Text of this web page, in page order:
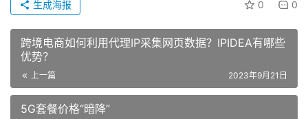
0 0
生成海报
跨境电商如何利用代理IP采集网页数据？IPIDEA有哪些
优势？
上一篇 2023年9月21日
5G套餐价格“暗降”